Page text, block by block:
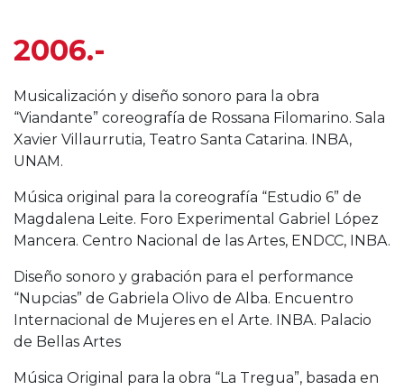
2006.-
Musicalización y diseño sonoro para la obra
“Viandante” coreografía de Rossana Filomarino. Sala
Xavier Villaurrutia, Teatro Santa Catarina. INBA,
UNAM.
Música original para la coreografía “Estudio 6” de
Magdalena Leite. Foro Experimental Gabriel López
Mancera. Centro Nacional de las Artes, ENDCC, INBA.
Diseño sonoro y grabación para el performance
“Nupcias” de Gabriela Olivo de Alba. Encuentro
Internacional de Mujeres en el Arte. INBA. Palacio
de Bellas Artes
Música Original para la obra “La Tregua”, basada en